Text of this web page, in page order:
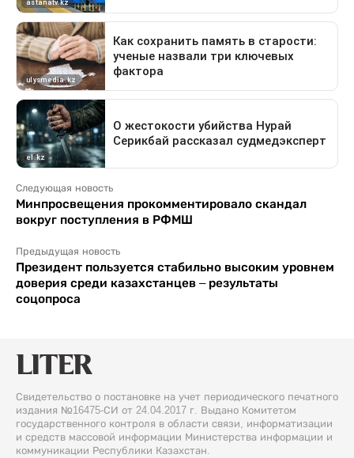
Следующая новость
Минпросвещения прокомментировало скандал
вокруг поступления в РФМШ
Предыдущая новость
Президент пользуется стабильно высоким уровнем
доверия среди казахстанцев – результаты
соцопроса
Свидетельство о постановке на учет периодического печатного
издания №16475-СИ от 24.04.2017 г. Выдано Комитетом
государственного контроля в области связи, информатизации
и средств массовой информации Министерства информации и
коммуникации Республики Казахстан.